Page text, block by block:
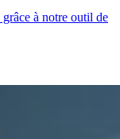
à notre outil de